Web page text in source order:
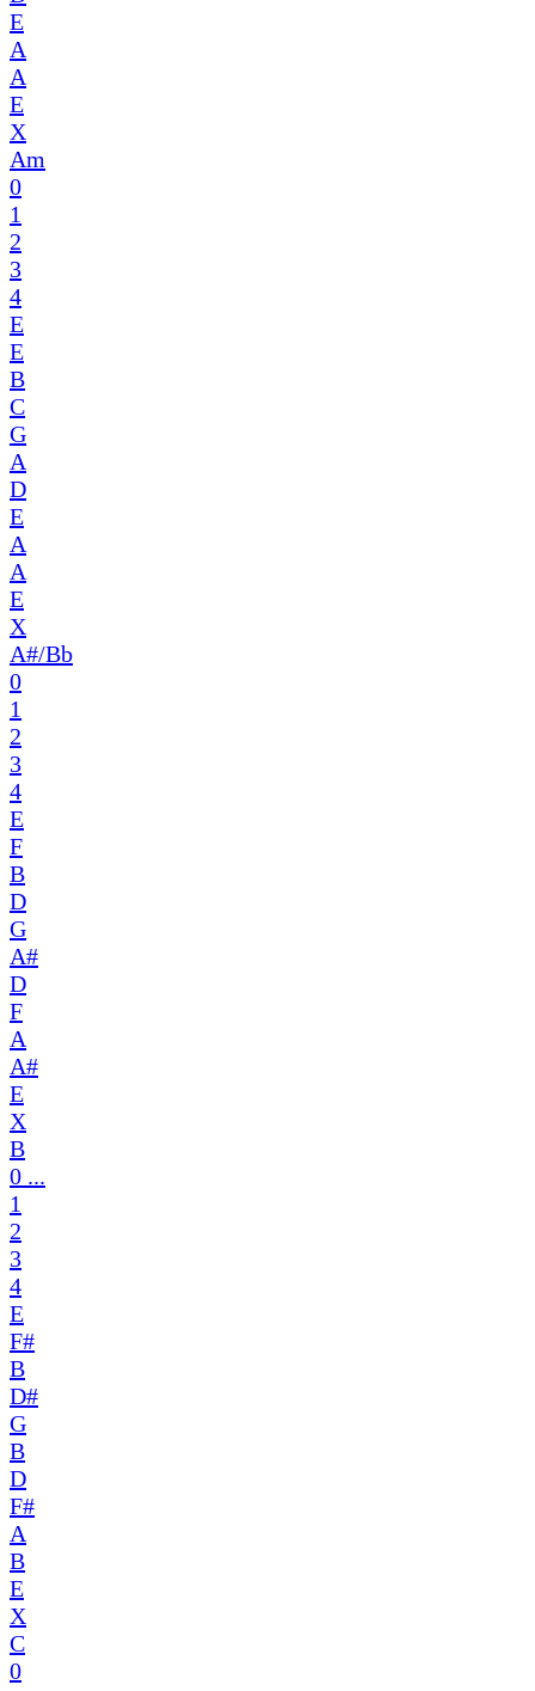
E
A
A
E
X
Am
0
1
2
3
4
E
E
B
C
G
A
D
E
A
A
E
X
A#/Bb
0
1
2
3
4
E
F
B
D
G
A#
D
F
A
A#
E
X
B
0 ...
1
2
3
4
E
F#
B
D#
G
B
D
F#
A
B
E
X
C
0